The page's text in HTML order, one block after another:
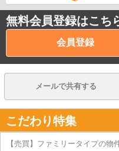
無料会員登録はこち
会員登録
メールで共有する
こだわり特集
【売買】ファミリータイプの物